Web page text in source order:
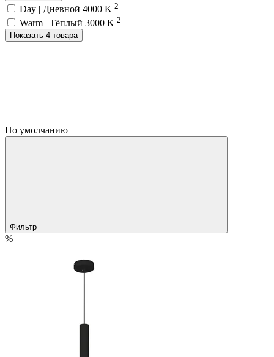
Day | Дневной 4000 K 2
Warm | Тёплый 3000 K 2
Показать 4 товара
По умолчанию
Фильтр
%